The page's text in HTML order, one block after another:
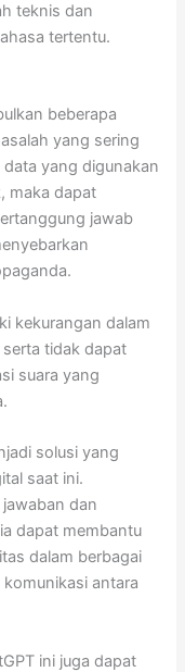
teknis dan
tertentu.
beberapa
yang sering
yang digunakan
maka dapat
jawab
kekurangan dalam
tidak dapat
suara yang
solusi yang
saat ini.
dan
dapat membantu
dalam berbagai
antara
ini juga dapat